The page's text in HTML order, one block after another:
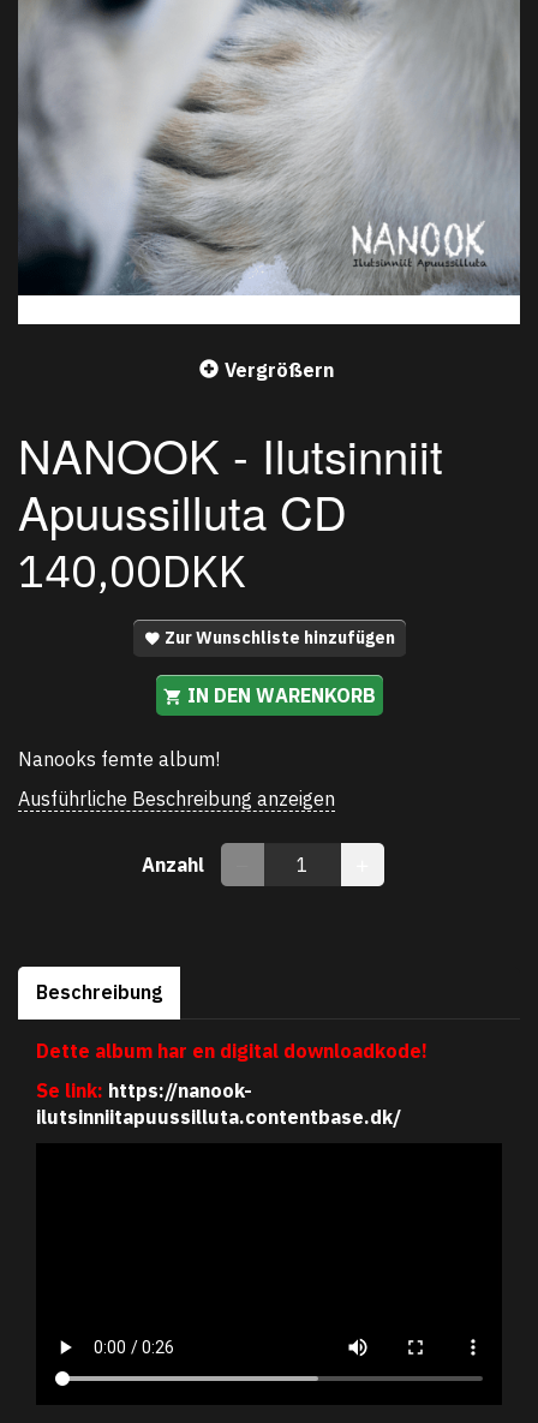
Vergrößern
NANOOK - Ilutsinniit
Apuussilluta CD
140,00DKK
Zur Wunschliste hinzufügen
IN DEN WARENKORB
Nanooks femte album!
Ausführliche Beschreibung anzeigen
Anzahl
Beschreibung
Dette album har en digital downloadkode!
Se link: https://nanook-
ilutsinniitapuussilluta.contentbase.dk/